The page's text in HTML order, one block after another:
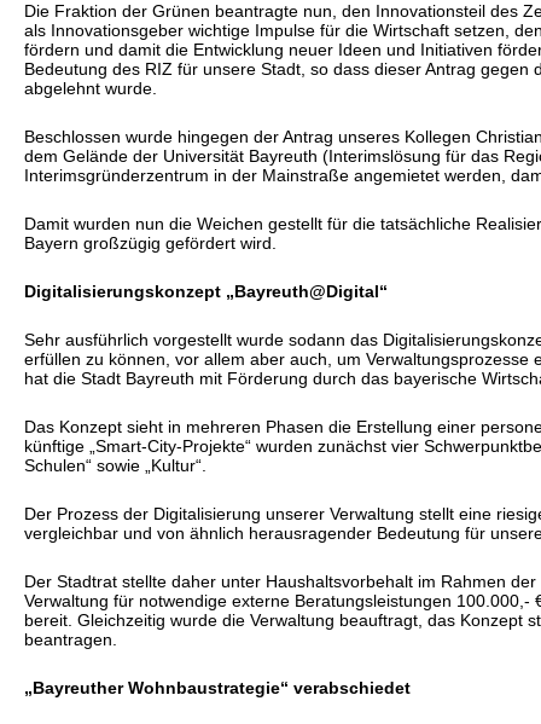
Die Fraktion der Grünen beantragte nun, den Innovationsteil des
als Innovationsgeber wichtige Impulse für die Wirtschaft setzen,
fördern und damit die Entwicklung neuer Ideen und Initiativen
Bedeutung des RIZ für unsere Stadt, so dass dieser Antrag
abgelehnt wurde.
Beschlossen wurde hingegen der Antrag unseres Kollegen
dem Gelände der Universität Bayreuth (Interimslösung für das
Interimsgründerzentrum in der Mainstraße angemietet werden,
Damit wurden nun die Weichen gestellt für die tatsächliche
Bayern großzügig gefördert wird.
Digitalisierungskonzept „Bayreuth@Digital“
Sehr ausführlich vorgestellt wurde sodann das
erfüllen zu können, vor allem aber auch, um
hat die Stadt Bayreuth mit Förderung durch das bayerische
Das Konzept sieht in mehreren Phasen die Erstellung einer
künftige „Smart-City-Projekte“ wurden zunächst vier
Schulen“ sowie „Kultur“.
Der Prozess der Digitalisierung unserer Verwaltung stellt eine
vergleichbar und von ähnlich herausragender Bedeutung für
Der Stadtrat stellte daher unter Haushaltsvorbehalt im Rahmen
Verwaltung für notwendige externe Beratungsleistungen
bereit. Gleichzeitig wurde die Verwaltung beauftragt, das
beantragen.
„Bayreuther Wohnbaustrategie“ verabschiedet